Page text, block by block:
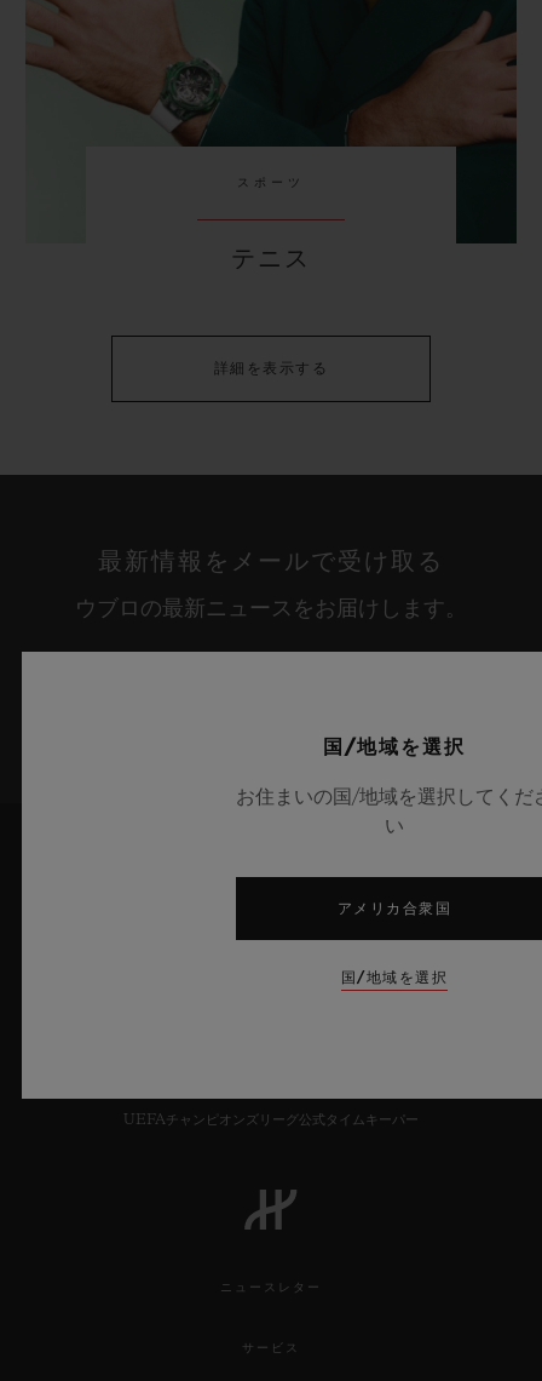
スポーツ
テニス
詳細を表示する
最新情報をメールで受け取る
ウブロの最新ニュースをお届けします。
UEFAチャンピオンズリーグ公式タイムキーパー
ニュースレター
サービス
国/地域を選択
お住まいの国/地域を選択してくだ
い
アメリカ合衆国
国/地域を選択